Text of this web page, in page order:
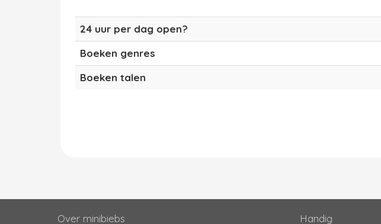
24 uur per dag open?
Boeken genres
Boeken talen
Over minibiebs Handig